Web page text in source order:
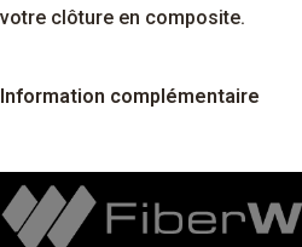
votre clôture en composite.
Information complémentaire